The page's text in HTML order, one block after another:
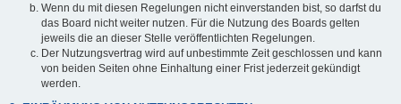
Wenn du mit diesen Regelungen nicht einverstanden bist, so darfst du
das Board nicht weiter nutzen. Für die Nutzung des Boards gelten
jeweils die an dieser Stelle veröffentlichten Regelungen.
Der Nutzungsvertrag wird auf unbestimmte Zeit geschlossen und kann
von beiden Seiten ohne Einhaltung einer Frist jederzeit gekündigt
werden.